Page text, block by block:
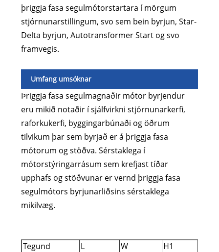
þriggja fasa segulmótorstartara í mörgum
stjórnunarstillingum, svo sem bein byrjun, Star-
Delta byrjun, Autotransformer Start og svo
framvegis.
Umfang umsóknar
Þriggja fasa segulmagnaðir mótor byrjendur
eru mikið notaðir í sjálfvirkni stjórnunarkerfi,
raforkukerfi, byggingarbúnaði og öðrum
tilvikum þar sem byrjað er á þriggja fasa
mótorum og stöðva. Sérstaklega í
mótorstýringarrásum sem krefjast tíðar
upphafs og stöðvunar er vernd þriggja fasa
segulmótors byrjunarliðsins sérstaklega
mikilvæg.
Tegund L W H1